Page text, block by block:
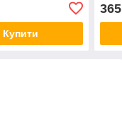
Купити
365